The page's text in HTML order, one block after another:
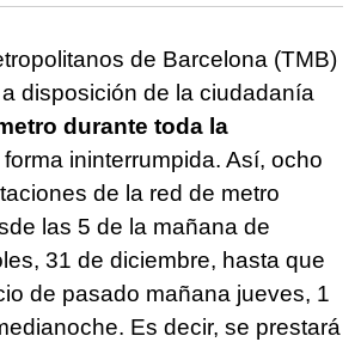
de Barcelona (TMB)
disposición de la ciudadanía
durante toda la
ininterrumpida. Así, ocho
de la red de metro
las 5 de la mañana de
31 de diciembre, hasta que
de pasado mañana jueves, 1
Es decir, se prestará